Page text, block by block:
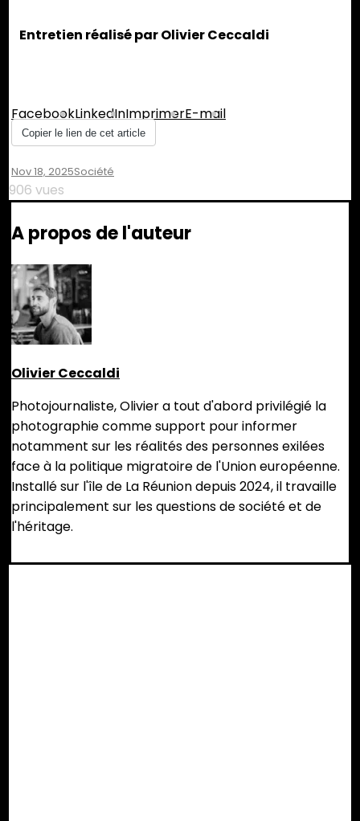
Entretien réalisé par Olivier Ceccaldi
FacebookLinkedInImprimerE-mail
Copier le lien de cet article
Nov 18, 2025Société
906 vues
A propos de l'auteur
Olivier Ceccaldi
Photojournaliste, Olivier a tout d'abord privilégié la
photographie comme support pour informer
notamment sur les réalités des personnes exilées
face à la politique migratoire de l'Union européenne.
Installé sur l'île de La Réunion depuis 2024, il travaille
principalement sur les questions de société et de
l'héritage.